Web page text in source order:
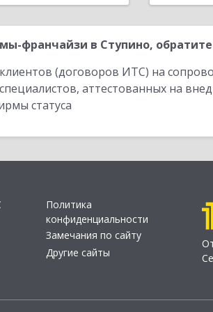
франчайзи в Ступино,
(договоров ИТС) на
аттестованных на
статуса
Политика
конфиденциальности
Замечания по сайту
Другие сайты